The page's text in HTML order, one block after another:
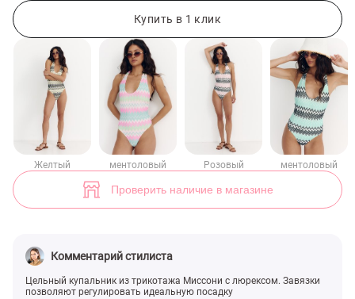
Купить в 1 клик
Желтый ментоловый Розовый ментоловый
Проверить наличие в магазине
Комментарий стилиста
Цельный купальник из трикотажа Миссони с люрексом. Завязки
позволяют регулировать идеальную посадку
Розовый трикотажный цельный купальник с люрексом (арт.